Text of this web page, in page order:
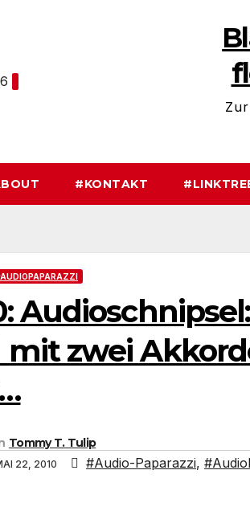
#KONTAKT
mit zwei
Tommy T. Tulip
22, 2010 #Audio-Paparazzi,